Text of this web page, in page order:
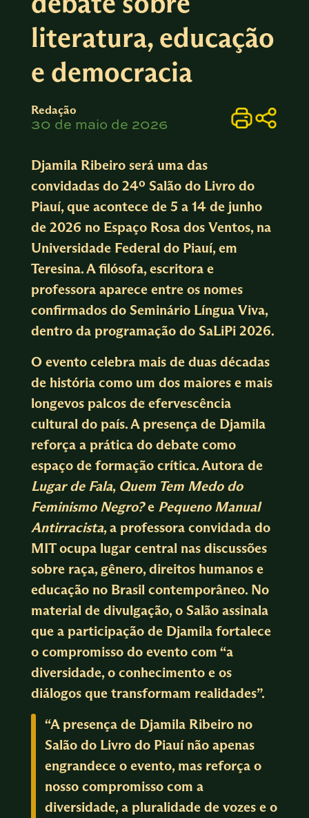
literatura, educação
e democracia
Redação
30 de maio de 2026
Djamila Ribeiroserá uma das
convidadas do 24º Salão do Livro do
Piauí, que acontece de 5 a 14 de junho
de 2026 no Espaço Rosa dos Ventos, na
Universidade Federal do Piauí, em
Teresina. A filósofa, escritora e
professora aparece entre os nomes
confirmados do Seminário Língua Viva,
dentro da programação do SaLiPi 2026.
O evento celebra mais de duas décadas
de história como um dos maiores e mais
longevos palcos de efervescência
cultural do país. A presença de Djamila
reforça a prática do debate como
espaço de formação crítica. Autora de
Lugar de Fala, Quem Tem Medo do
Feminismo Negro?e Pequeno Manual
Antirracista, a professora convidada do
MIT ocupa lugar central nas discussões
sobre raça, gênero, direitos humanos e
educação no Brasil contemporâneo. No
material de divulgação, o Salão assinala
que a participação de Djamila fortalece
o compromisso do evento com “a
diversidade, o conhecimento e os
diálogos que transformam realidades”.
“A presença de Djamila Ribeiro no
Salão do Livro do Piauí não apenas
engrandece o evento, mas reforça o
nosso compromisso com a
diversidade, a pluralidade de vozes e o